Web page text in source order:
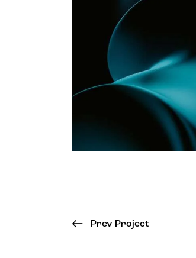
Prev Project